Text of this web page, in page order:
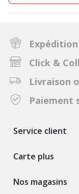
Click &
Livraison
Paiement
Service client
Carte plus
Nos magasins